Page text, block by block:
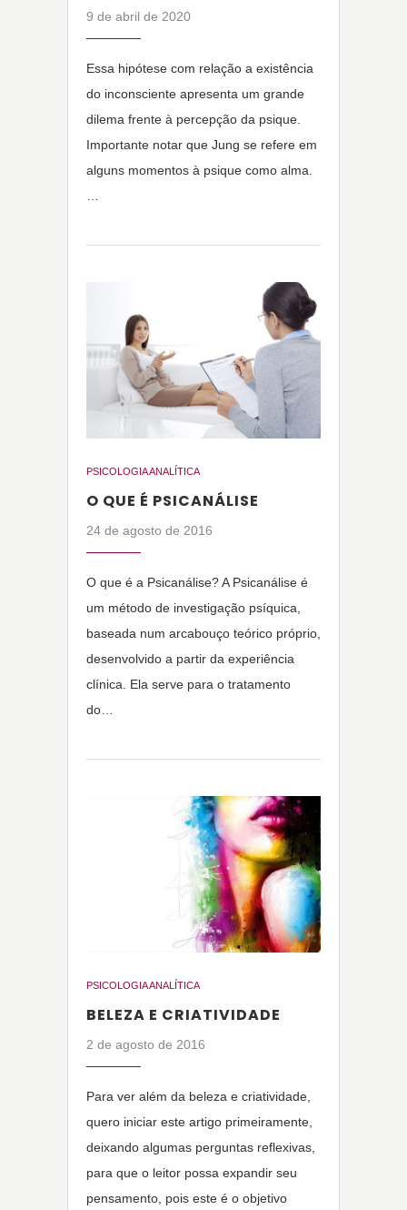
9 de abril de 2020
Essa hipótese com relação a existência
do inconsciente apresenta um grande
dilema frente à percepção da psique.
Importante notar que Jung se refere em
alguns momentos à psique como alma.
PSICOLOGIA ANALÍTICA
O QUE É PSICANÁLISE
24 de agosto de 2016
O que é a Psicanálise? A Psicanálise é
um método de investigação psíquica,
baseada num arcabouço teórico próprio,
desenvolvido a partir da experiência
clínica. Ela serve para o tratamento
do…
PSICOLOGIA ANALÍTICA
BELEZA E CRIATIVIDADE
2 de agosto de 2016
Para ver além da beleza e criatividade,
quero iniciar este artigo primeiramente,
deixando algumas perguntas reflexivas,
para que o leitor possa expandir seu
pensamento, pois este é o objetivo